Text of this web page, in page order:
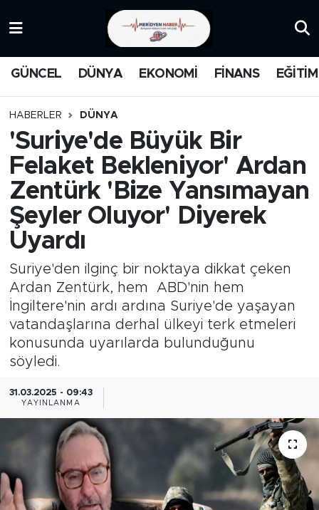
GÜNCEL DÜNYA EKONOMİ FİNANS EĞİTİM
HABERLER DÜNYA
'Suriye'de Büyük Bir
Felaket Bekleniyor' Ardan
Zentürk 'Bize Yansımayan
Şeyler Oluyor' Diyerek
Uyardı
Suriye'den ilginç bir noktaya dikkat çeken
Ardan Zentürk, hem ABD'nin hem
İngiltere'nin ardı ardına Suriye'de yaşayan
vatandaşlarına derhal ülkeyi terk etmeleri
konusunda uyarılarda bulunduğunu
söyledi.
31.03.2025 - 09:43
YAYINLANMA
MEDYA
FİNANS
DÜNYA
GÜNCEL
KARİKATÜR
BİLİM-TEKNOLOJİ
ANALİZ
NOSTALJİ
KULİS
Trafik Durumu
Süper Lig Puan Durumu ve Fikstür
Tüm Manşetler
Son Dakika Haberleri
Haber Arşivi